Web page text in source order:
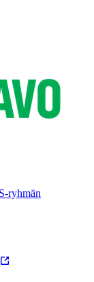
S-ryhmän